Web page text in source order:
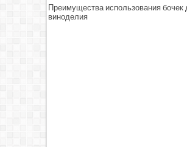
Преимущества использования бочек
виноделия